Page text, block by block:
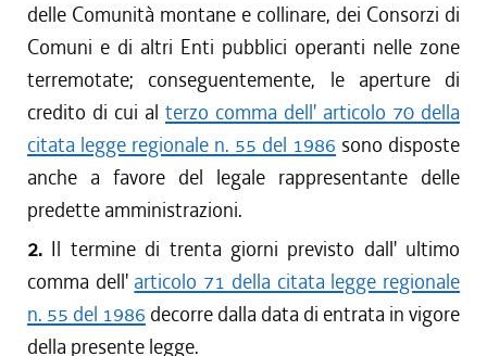
delle Comunità montane e collinare, dei Consorzi di
Comuni e di altri Enti pubblici operanti nelle zone
terremotate; conseguentemente, le aperture di
credito di cui al terzo comma dell' articolo 70 della
citata legge regionale n. 55 del 1986 sono disposte
anche a favore del legale rappresentante delle
predette amministrazioni.
2. Il termine di trenta giorni previsto dall' ultimo
comma dell' articolo 71 della citata legge regionale
n. 55 del 1986 decorre dalla data di entrata in vigore
della presente legge.